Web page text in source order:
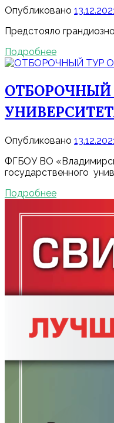
Опубликовано
Предстояло
Подробнее
ОТБОРОЧНЫЙ
Опубликовано
ФГБОУ ВО
государственного
Подробнее